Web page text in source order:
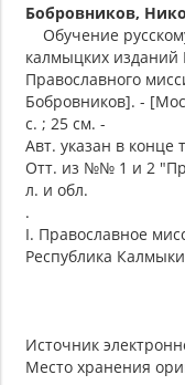
Бобровников,
Обучение
калмыцких изданий
Православного
Бобровников]. -
с. ; 25 см. -
Авт. указан в конце
Отт. из №№ 1 и 2
л. и обл.
.
I. Православное
Республика
Источник
Место хранения